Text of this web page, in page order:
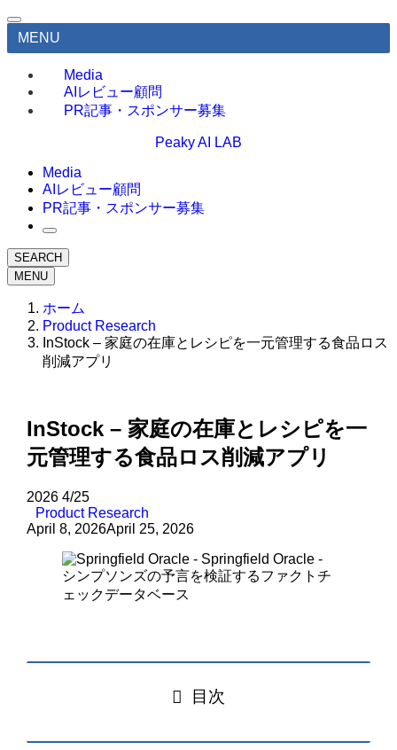
MENU
Media
AIレビュー顧問
PR記事・スポンサー募集
Peaky AI LAB
Media
AIレビュー顧問
PR記事・スポンサー募集
SEARCH
MENU
ホーム
Product Research
InStock – 家庭の在庫とレシピを一元管理する食品ロス
削減アプリ
InStock – 家庭の在庫とレシピを一
元管理する食品ロス削減アプリ
2026 4/25
Product Research
April 8, 2026April 25, 2026
目次